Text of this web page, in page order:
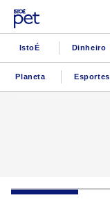
IstoÉ Dinheiro
Planeta Esportes